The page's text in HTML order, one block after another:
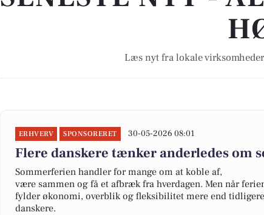
Læs nyt fra lokale
ERHVERV SPONSORERET 30-05-2026 08:01
Flere danskere tænker anderledes om
Sommerferien handler for mange om at koble af,
være sammen og få et afbræk fra hverdagen. Men når
fylder økonomi, overblik og fleksibilitet mere end
danskere.